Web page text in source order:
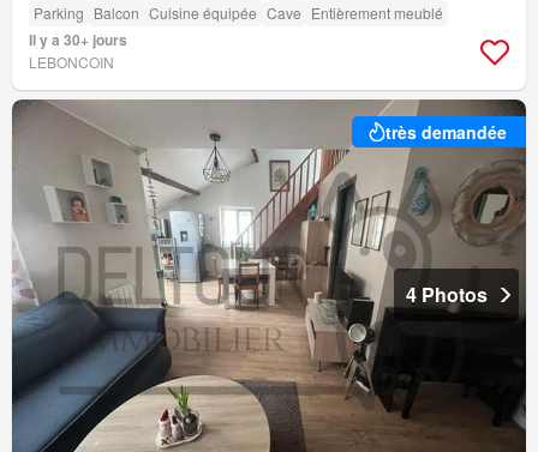
Parking Balcon Cuisine équipée Cave Entièrement meublé
Il y a 30+ jours
LEBONCOIN
très demandée
4 Photos